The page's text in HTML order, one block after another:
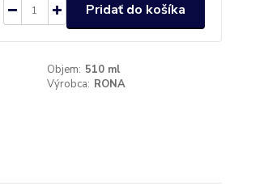
Pridať do košíka
Objem: 510 ml
Výrobca: RONA